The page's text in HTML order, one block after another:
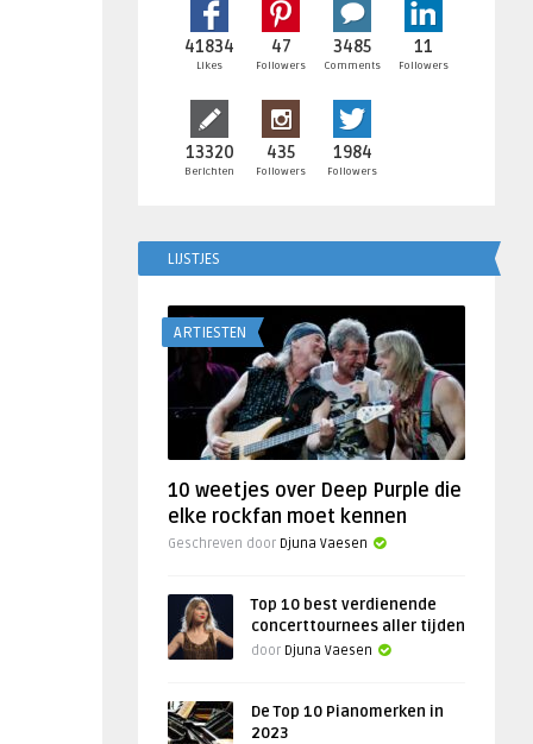
41834
Likes
47
Followers
3485
Comments
11
Followers
13320
Berichten
435
Followers
1984
Followers
LIJSTJES
ARTIESTEN
10 weetjes over Deep Purple die
elke rockfan moet kennen
Geschreven door Djuna Vaesen
Top 10 best verdienende
concerttournees aller tijden
door Djuna Vaesen
De Top 10 Pianomerken in
2023